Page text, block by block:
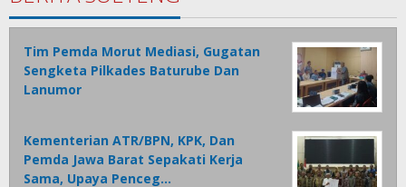
Tim Pemda Morut Mediasi, Gugatan
Sengketa Pilkades Baturube Dan
Lanumor
Kementerian ATR/BPN, KPK, Dan
Pemda Jawa Barat Sepakati Kerja
Sama, Upaya Penceg…